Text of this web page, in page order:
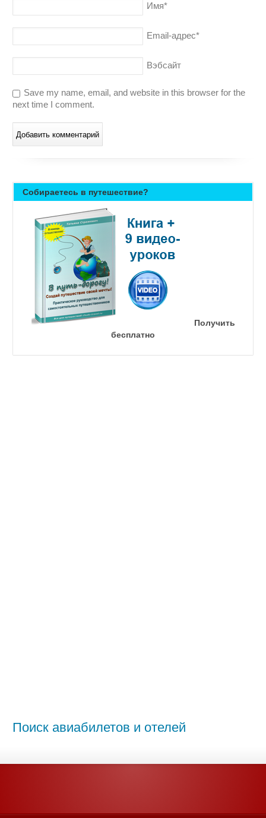
Имя*
Email-адрес*
Вэбсайт
Save my name, email, and website in this browser for the
next time I comment.
Собираетесь в путешествие?
Получить
бесплатно
Поиск авиабилетов и отелей